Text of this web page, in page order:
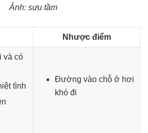
Ảnh: sưu tầm
Nhược điểm
và có
tình
Đường vào chỗ ở hơi
khó đi